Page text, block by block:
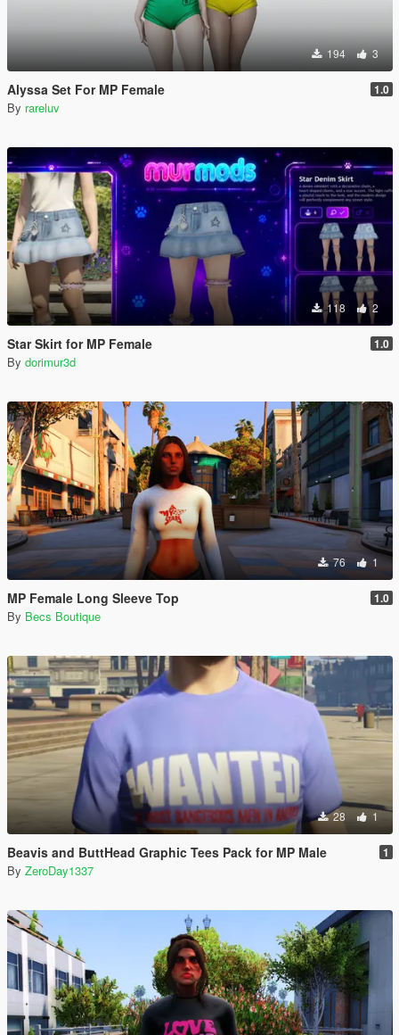
194 3
Alyssa Set For MP Female 1.0
By rareluv
118 2
Star Skirt for MP Female 1.0
By dorimur3d
76 1
MP Female Long Sleeve Top 1.0
By Becs Boutique
28 1
Beavis and ButtHead Graphic Tees Pack for MP Male 1
By ZeroDay1337